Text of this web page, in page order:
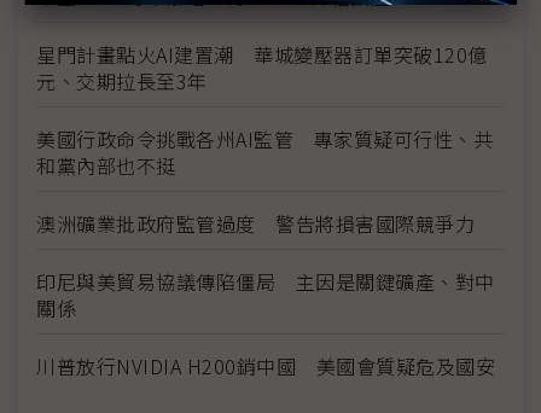
星門計畫點火AI建置潮 華城變壓器訂單突破120億
元、交期拉長至3年
美國行政命令挑戰各州AI監管 專家質疑可行性、共
和黨內部也不挺
澳洲礦業批政府監管過度 警告將損害國際競爭力
印尼與美貿易協議傳陷僵局 主因是關鍵礦產、對中
關係
川普放行NVIDIA H200銷中國 美國會質疑危及國安